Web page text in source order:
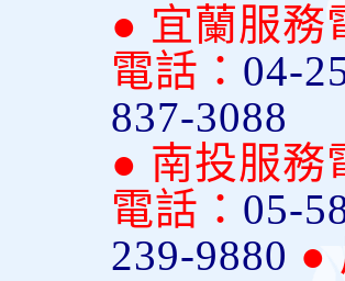
● 宜蘭服務
電話： 04-
837-3088
● 南投服務
電話： 05-
239-9880 ●